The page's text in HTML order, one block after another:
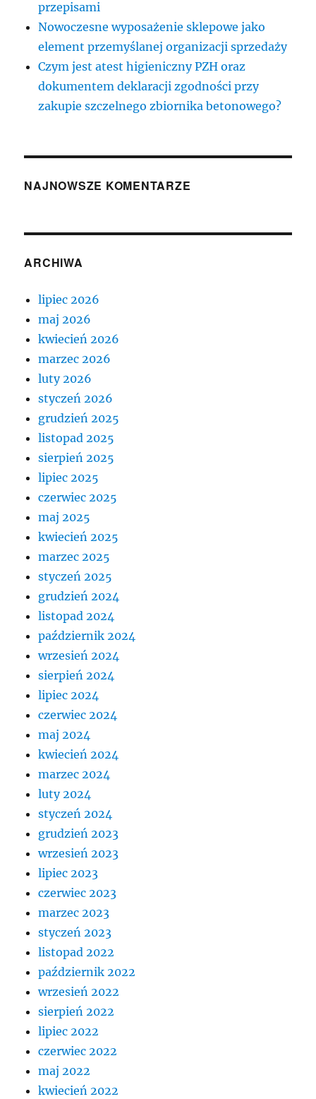
przepisami
Nowoczesne wyposażenie sklepowe jako
element przemyślanej organizacji sprzedaży
Czym jest atest higieniczny PZH oraz
dokumentem deklaracji zgodności przy
zakupie szczelnego zbiornika betonowego?
NAJNOWSZE KOMENTARZE
ARCHIWA
lipiec 2026
maj 2026
kwiecień 2026
marzec 2026
luty 2026
styczeń 2026
grudzień 2025
listopad 2025
sierpień 2025
lipiec 2025
czerwiec 2025
maj 2025
kwiecień 2025
marzec 2025
styczeń 2025
grudzień 2024
listopad 2024
październik 2024
wrzesień 2024
sierpień 2024
lipiec 2024
czerwiec 2024
maj 2024
kwiecień 2024
marzec 2024
luty 2024
styczeń 2024
grudzień 2023
wrzesień 2023
lipiec 2023
czerwiec 2023
marzec 2023
styczeń 2023
listopad 2022
październik 2022
wrzesień 2022
sierpień 2022
lipiec 2022
czerwiec 2022
maj 2022
kwiecień 2022